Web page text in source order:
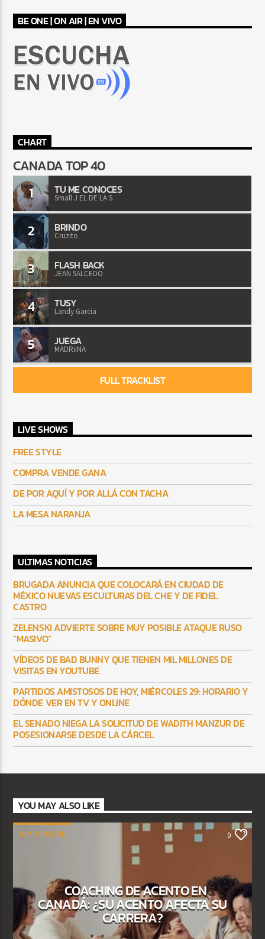
BE ONE | ON AIR | EN VIVO
CHART
CANADA TOP 40
1 TU ME CONOCES
Small J EL DE LA S
2 BRINDO
Cruzito
3 FLASH BACK
JEAN SALCEDO
4 TUSY
Landy Garcia
5 JUEGA
MADRiiNA
FULL TRACKLIST
LIVE SHOWS
FREE STYLE
COMPRA VENDE GANA
DE POR AQUÍ Y POR ALLÁ CON TACHA
LA MESA NARANJA
ULTIMAS NOTICIAS
BRUGADA ANUNCIA QUE COLOCARÁ EN CIUDAD DE
MÉXICO NUEVAS ESCULTURAS DEL CHE Y DE FIDEL
CASTRO
ZELENSKI ADVIERTE SOBRE MUY POSIBLE ATAQUE RUSO
“MASIVO”
VÍDEOS DE BAD BUNNY QUE TIENEN MIL MILLONES DE
VISITAS EN YOUTUBE
PARTIDOS AMISTOSOS DE HOY, MIÉRCOLES 29: HORARIO Y
DÓNDE VER EN TV Y ONLINE
EL SENADO NIEGA LA SOLICITUD DE WADITH MANZUR DE
POSESIONARSE DESDE LA CÁRCEL
YOU MAY ALSO LIKE
INMIGRACIÓN 0
COACHING DE ACENTO EN
CANADÁ: ¿SU ACENTO AFECTA SU
CARRERA?